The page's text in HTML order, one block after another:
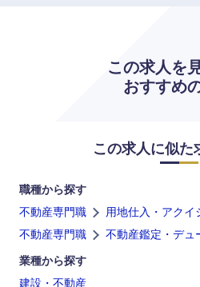
この求人を
おすすめ
この求人に似た
職種から探す
不動産専門職
用地仕入・アクイ
不動産専門職
不動産鑑定・デュ
業種から探す
建設・不動産